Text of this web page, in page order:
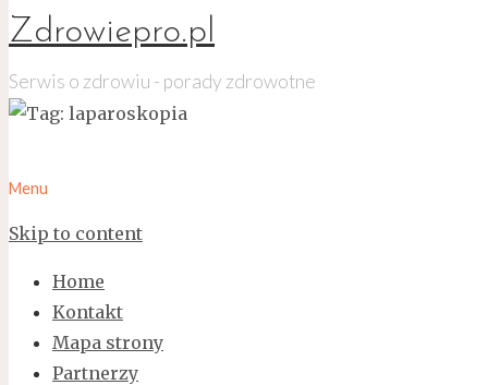
Zdrowiepro.pl
Serwis o zdrowiu - porady zdrowotne
Menu
Skip to content
Home
Kontakt
Mapa strony
Partnerzy